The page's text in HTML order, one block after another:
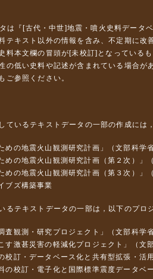
は『 [古代・中世]地震・噴火史料データ
テキスト以外の情報を含み、不定期に改
料本文欄の冒頭が[未校訂]となっている
の低い史料や記述が含まれている場合が
もご参照ください。
ているテキストデータの一部の作成には
めの地震火山観測研究計画」（文部科学
めの地震火山観測研究計画（第２次）」
めの地震火山観測研究計画（第３次）」
ブズ構築事業
るテキストデータの一部は，以下のプロ
査観測・研究プロジェクト」（文部科
す激甚災害の軽減化プロジェクト」（
校訂・データベース化と共有型拡張・
の校訂・電子化と国際標準震度データ